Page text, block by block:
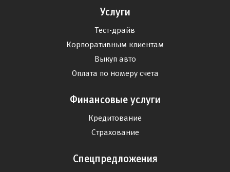
Услуги
Тест-драйв
Корпоративным клиентам
Выкуп авто
Оплата по номеру счета
Финансовые услуги
Кредитование
Страхование
Спецпредложения